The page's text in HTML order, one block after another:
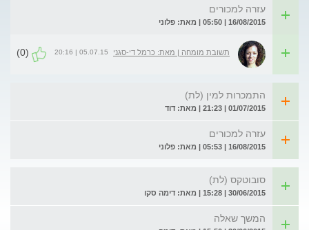
עזרה למכורים
16/08/2015 | 05:50 | מאת: פלוני
תשובת מומחה | מאת: כרמל די-סגני 05.07.15 | 20:16
(0)
התמכרות למין (לת)
01/07/2015 | 21:23 | מאת: דוד
עזרה למכורים
16/08/2015 | 05:53 | מאת: פלוני
סובוטקס (לת)
30/06/2015 | 15:28 | מאת: דימה סקו
המשך שאלה